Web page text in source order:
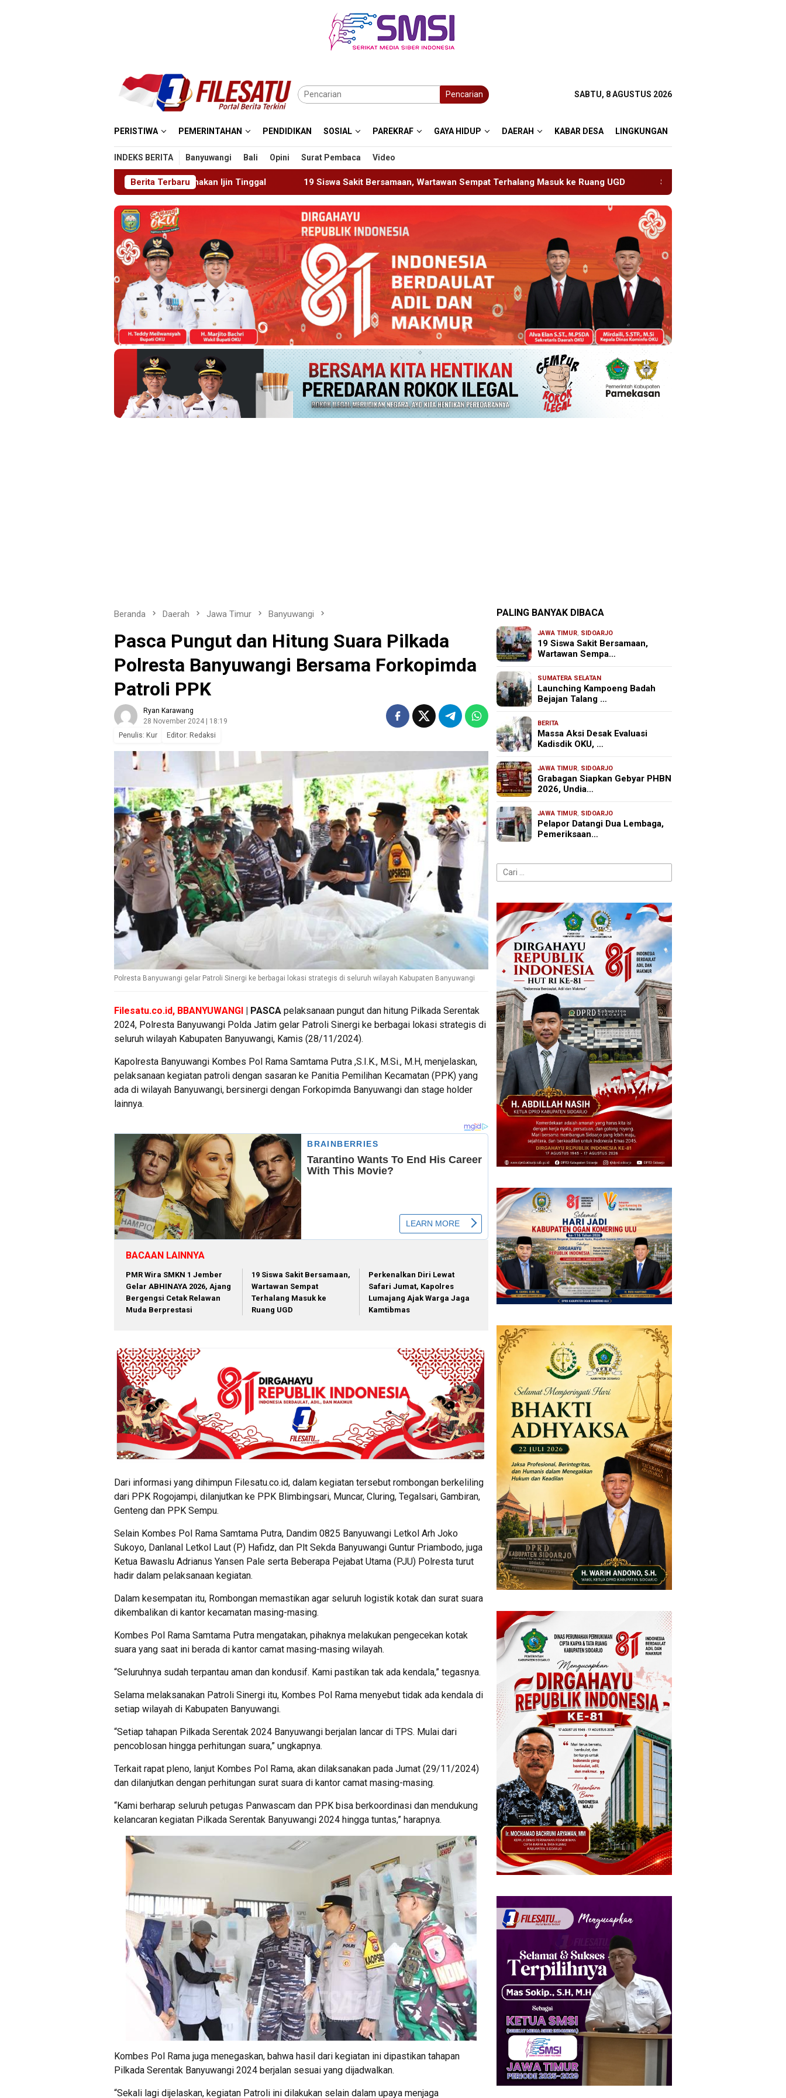
Pencarian SABTU, 8 AGUSTUS 2026
PERISTIWA PEMERINTAHAN PENDIDIKAN SOSIAL PAREKRAF GAYA HIDUP DAERAH KABAR DESA LINGKUNGAN
INDEKS BERITA Banyuwangi Bali Opini Surat Pembaca Video
Berita Terbaru
Salahgunakan Ijin Tinggal 19 Siswa Sakit Bersamaan, Wartawan Sempat Terhalang Masuk ke Ruang UGD Sambut HUT RI ke-81 di Gunung Sanggabuana, KPU
Beranda Daerah Jawa Timur Banyuwangi
Pasca Pungut dan Hitung Suara Pilkada
Polresta Banyuwangi Bersama Forkopimda
Patroli PPK
Ryan Karawang
28 November 2024 | 18:19
Penulis: Kur Editor: Redaksi
Polresta Banyuwangi gelar Patroli Sinergi ke berbagai lokasi strategis di seluruh wilayah Kabupaten Banyuwangi
Filesatu.co.id, BBANYUWANGI | PASCA pelaksanaan pungut dan hitung Pilkada Serentak
2024, Polresta Banyuwangi Polda Jatim gelar Patroli Sinergi ke berbagai lokasi strategis di
seluruh wilayah Kabupaten Banyuwangi, Kamis (28/11/2024).
Kapolresta Banyuwangi Kombes Pol Rama Samtama Putra ,S.I.K., M.Si., M.H, menjelaskan,
pelaksanaan kegiatan patroli dengan sasaran ke Panitia Pemilihan Kecamatan (PPK) yang
ada di wilayah Banyuwangi, bersinergi dengan Forkopimda Banyuwangi dan stage holder
lainnya.
BACAAN LAINNYA
PMR Wira SMKN 1 Jember
Gelar ABHINAYA 2026, Ajang
Bergengsi Cetak Relawan
Muda Berprestasi
19 Siswa Sakit Bersamaan,
Wartawan Sempat
Terhalang Masuk ke
Ruang UGD
Perkenalkan Diri Lewat
Safari Jumat, Kapolres
Lumajang Ajak Warga Jaga
Kamtibmas
Dari informasi yang dihimpun Filesatu.co.id, dalam kegiatan tersebut rombongan berkeliling
dari PPK Rogojampi, dilanjutkan ke PPK Blimbingsari, Muncar, Cluring, Tegalsari, Gambiran,
Genteng dan PPK Sempu.
Selain Kombes Pol Rama Samtama Putra, Dandim 0825 Banyuwangi Letkol Arh Joko
Sukoyo, Danlanal Letkol Laut (P) Hafidz, dan Plt Sekda Banyuwangi Guntur Priambodo, juga
Ketua Bawaslu Adrianus Yansen Pale serta Beberapa Pejabat Utama (PJU) Polresta turut
hadir dalam pelaksanaan kegiatan.
Dalam kesempatan itu, Rombongan memastikan agar seluruh logistik kotak dan surat suara
dikembalikan di kantor kecamatan masing-masing.
Kombes Pol Rama Samtama Putra mengatakan, pihaknya melakukan pengecekan kotak
suara yang saat ini berada di kantor camat masing-masing wilayah.
“Seluruhnya sudah terpantau aman dan kondusif. Kami pastikan tak ada kendala,” tegasnya.
Selama melaksanakan Patroli Sinergi itu, Kombes Pol Rama menyebut tidak ada kendala di
setiap wilayah di Kabupaten Banyuwangi.
“Setiap tahapan Pilkada Serentak 2024 Banyuwangi berjalan lancar di TPS. Mulai dari
pencoblosan hingga perhitungan suara,” ungkapnya.
Terkait rapat pleno, lanjut Kombes Pol Rama, akan dilaksanakan pada Jumat (29/11/2024)
dan dilanjutkan dengan perhitungan surat suara di kantor camat masing-masing.
“Kami berharap seluruh petugas Panwascam dan PPK bisa berkoordinasi dan mendukung
kelancaran kegiatan Pilkada Serentak Banyuwangi 2024 hingga tuntas,” harapnya.
Kombes Pol Rama juga menegaskan, bahwa hasil dari kegiatan ini dipastikan tahapan
Pilkada Serentak Banyuwangi 2024 berjalan sesuai yang dijadwalkan.
“Sekali lagi dijelaskan, kegiatan Patroli ini dilakukan selain dalam upaya menjaga
PALING BANYAK DIBACA
JAWA TIMUR, SIDOARJO
19 Siswa Sakit Bersamaan,
Wartawan Sempa…
SUMATERA SELATAN
Launching Kampoeng Badah
Bejajan Talang …
BERITA
Massa Aksi Desak Evaluasi
Kadisdik OKU, …
JAWA TIMUR, SIDOARJO
Grabagan Siapkan Gebyar PHBN
2026, Undia…
JAWA TIMUR, SIDOARJO
Pelapor Datangi Dua Lembaga,
Pemeriksaan…
Cari
untuk: